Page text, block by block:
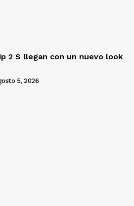
2 S llegan con un nuevo look
5, 2026